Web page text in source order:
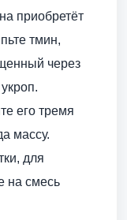
приобретёт
тмин,
через
его тремя
массу.
для
на смесь